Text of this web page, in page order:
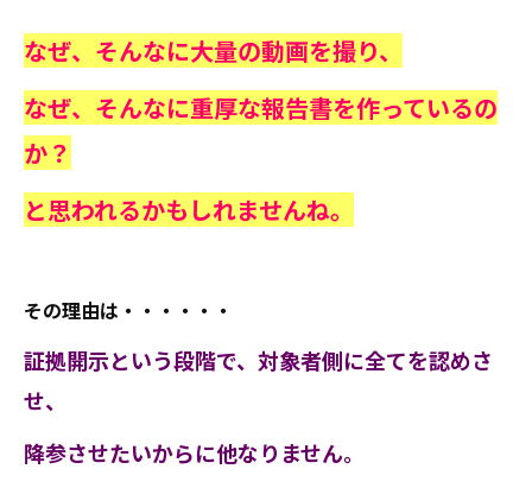
なぜ、そんなに大量の動画を撮り、
なぜ、そんなに重厚な報告書を作っているの
か？
と思われるかもしれませんね。
その理由は・・・・・・
証拠開示という段階で、対象者側に全てを認めさ
せ、
降参させたいからに他なりません。